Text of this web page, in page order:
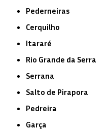
Pederneiras
Cerquilho
Itararé
Rio Grande da Serra
Serrana
Salto de Pirapora
Pedreira
Garça